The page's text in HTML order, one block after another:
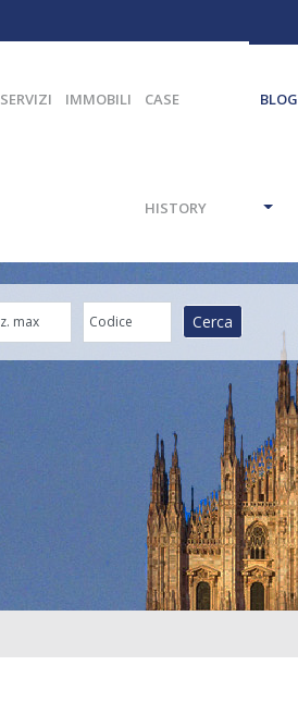
SERVIZI IMMOBILI CASE
HISTORY
BLOG